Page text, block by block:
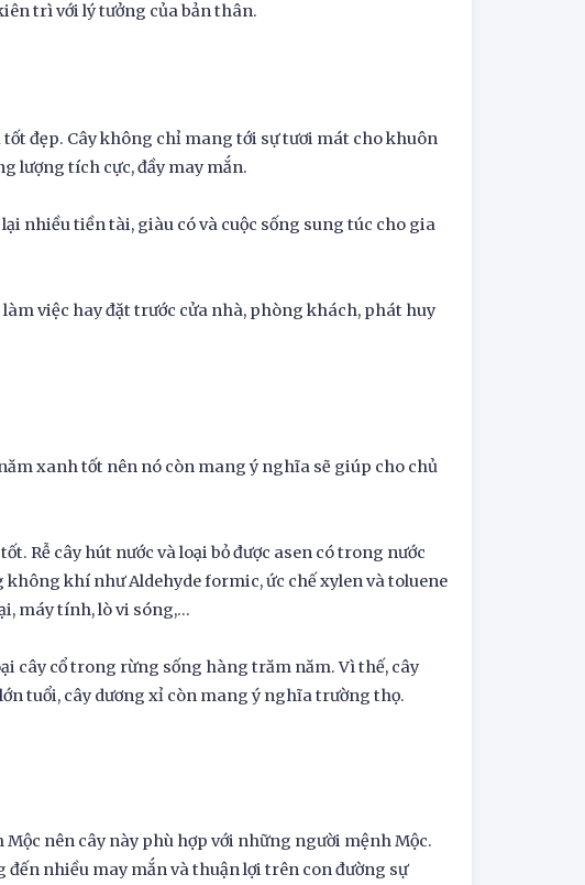
trì với lý tưởng của bản thân.
đẹp. Cây không chỉ mang tới sự tươi mát cho khuôn
lượng tích cực, đầy may mắn.
nhiều tiền tài, giàu có và cuộc sống sung túc cho gia
việc hay đặt trước cửa nhà, phòng khách, phát huy
xanh tốt nên nó còn mang ý nghĩa sẽ giúp cho chủ
Rễ cây hút nước và loại bỏ được asen có trong nước
khí như Aldehyde formic, ức chế xylen và toluene
máy tính, lò vi sóng,...
cây cổ trong rừng sống hàng trăm năm. Vì thế, cây
tuổi, cây dương xỉ còn mang ý nghĩa trường thọ.
nên cây này phù hợp với những người mệnh Mộc.
nhiều may mắn và thuận lợi trên con đường sự